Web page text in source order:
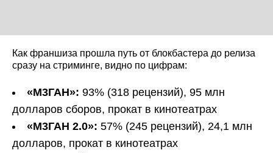
Как франшиза прошла путь от блокбастера до релиза
сразу на стриминге, видно по цифрам:
«М3ГАН»: 93% (318 рецензий), 95 млн
долларов сборов, прокат в кинотеатрах
«М3ГАН 2.0»: 57% (245 рецензий), 24,1 млн
долларов, прокат в кинотеатрах